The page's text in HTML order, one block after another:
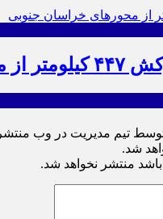
جنوبی
تیم مدیریت در وب
شد.
باشد منتشر نخواهد شد.